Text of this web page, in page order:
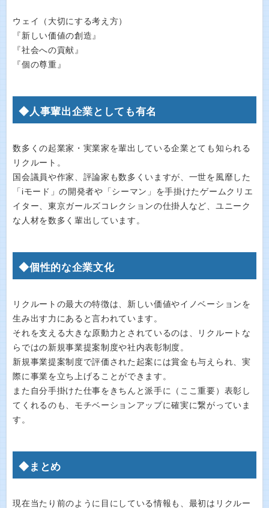
ウェイ（大切にする考え方）
『新しい価値の創造』
『社会への貢献』
『個の尊重』
◆人事輩出企業としても有名
数多くの起業家・実業家を輩出している企業とても知られる
リクルート。
国会議員や作家、評論家も数多くいますが、一世を風靡した
「iモード」の開発者や「シーマン」を手掛けたゲームクリエ
イター、東京ガールズコレクションの仕掛人など、ユニーク
な人材を数多く輩出しています。
◆個性的な企業文化
リクルートの最大の特徴は、新しい価値やイノベーションを
生み出す力にあると言われています。
それを支える大きな原動力とされているのは、リクルートな
らではの新規事業提案制度や社内表彰制度。
新規事業提案制度で評価された起案には賞金も与えられ、実
際に事業を立ち上げることができます。
また自分手掛けた仕事をきちんと派手に（ここ重要）表彰し
てくれるのも、モチベーションアップに確実に繋がっていま
す。
◆まとめ
現在当たり前のように目にしている情報も、最初はリクルー